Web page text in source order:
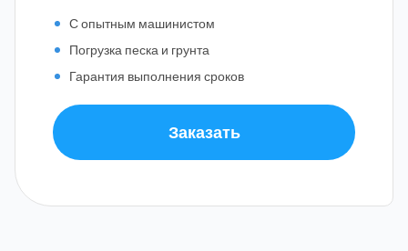
С опытным машинистом
Погрузка песка и грунта
Гарантия выполнения сроков
Заказать